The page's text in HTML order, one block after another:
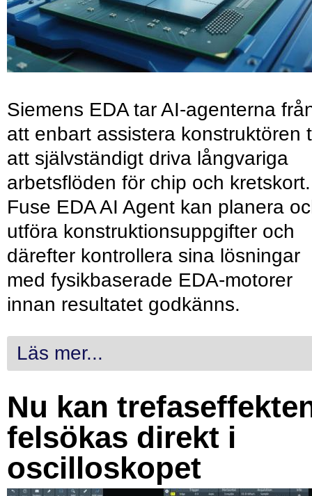
Siemens EDA tar AI-agenterna
att enbart assistera konstruktören
att självständigt driva långvariga
arbetsflöden för chip och kretskort.
Fuse EDA AI Agent kan planera
utföra konstruktionsuppgifter och
därefter kontrollera sina lösningar
med fysikbaserade EDA-motorer
innan resultatet godkänns.
Läs mer...
Nu kan
felsökas direkt i
oscilloskopet